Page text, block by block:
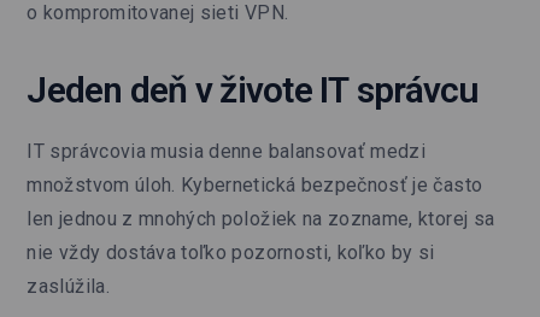
o kompromitovanej sieti VPN.
Jeden deň v živote IT správcu
IT správcovia musia denne balansovať medzi
množstvom úloh. Kybernetická bezpečnosť je často
len jednou z mnohých položiek na zozname, ktorej sa
nie vždy dostáva toľko pozornosti, koľko by si
zaslúžila.